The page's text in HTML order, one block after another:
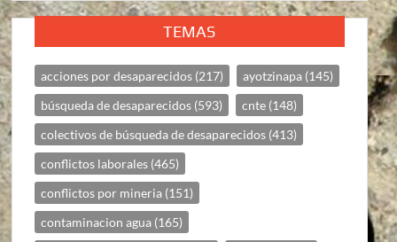
TEMAS
acciones por desaparecidos (217) ayotzinapa (145)
búsqueda de desaparecidos (593) cnte (148)
colectivos de búsqueda de desaparecidos (413)
conflictos laborales (465)
conflictos por mineria (151)
contaminacion agua (165)